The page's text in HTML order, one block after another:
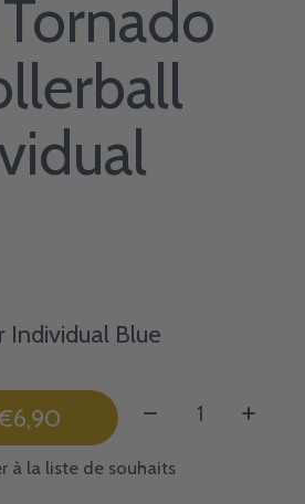
Individual Blue
€6,90 Quantité:
à la liste de souhaits